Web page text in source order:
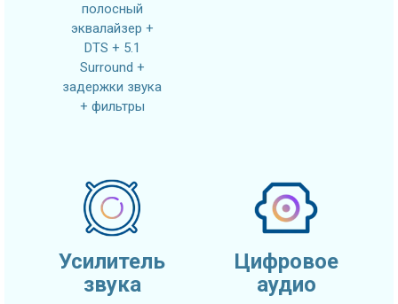
полосный
эквалайзер +
DTS + 5.1
Surround +
задержки звука
+ фильтры
Усилитель
звука
Цифровое
аудио